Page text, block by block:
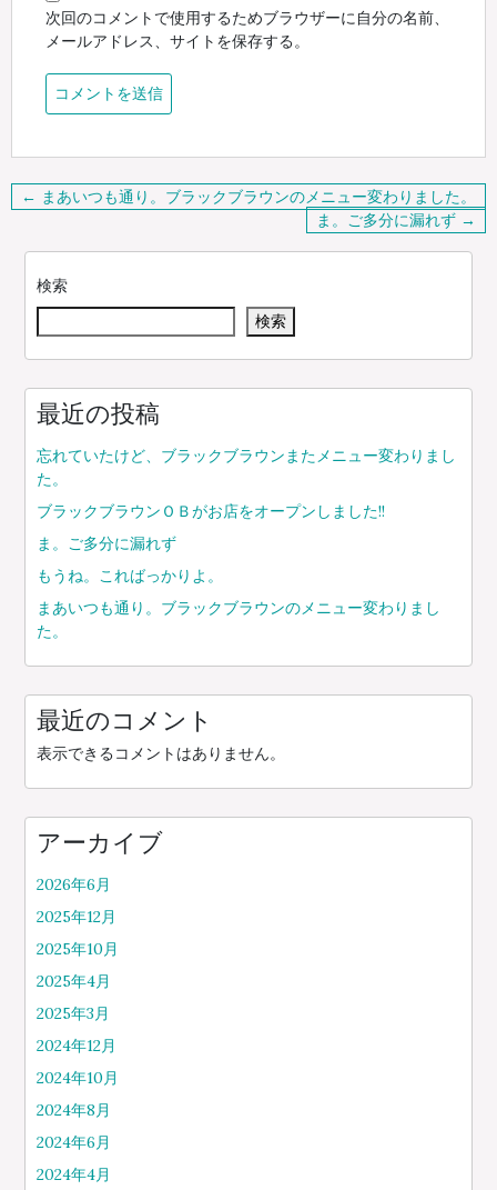
次回のコメントで使用するためブラウザーに自分の名前、
メールアドレス、サイトを保存する。
投
ナ
シ
ョ
← まあいつも通り。ブラックブラウンのメニュー変わりました。
ま。ご多分に漏れず →
検索
検索
最近の投稿
忘れていたけど、ブラックブラウンまたメニュー変わりまし
た。
ブラックブラウンＯＢがお店をオープンしました!!
ま。ご多分に漏れず
もうね。こればっかりよ。
まあいつも通り。ブラックブラウンのメニュー変わりまし
た。
最近のコメント
表示できるコメントはありません。
アーカイブ
2026年6月
2025年12月
2025年10月
2025年4月
2025年3月
2024年12月
2024年10月
2024年8月
2024年6月
2024年4月